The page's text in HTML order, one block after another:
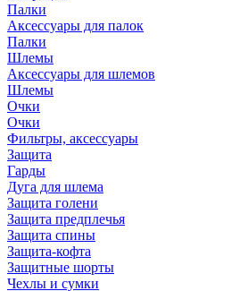
Палки
Аксессуары для палок
Палки
Шлемы
Аксессуары для шлемов
Шлемы
Очки
Очки
Фильтры, аксессуары
Защита
Гарды
Дуга для шлема
Защита голени
Защита предплечья
Защита спины
Защита-кофта
Защитные шорты
Чехлы и сумки